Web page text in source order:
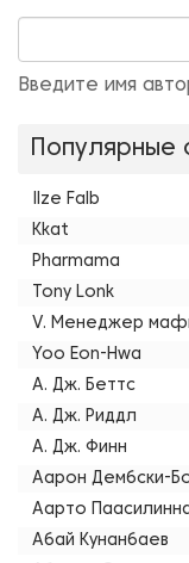
Введите имя
Популярные
Ilze Falb
Kkat
Pharmama
Tony Lonk
V. Менеджер
Yoo Eon-Hwa
А. Дж. Беттс
А. Дж. Риддл
А. Дж. Финн
Аарон Дембски-
Аарто
Абай Кунанбаев